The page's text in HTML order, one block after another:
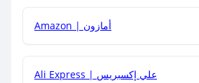
Amazon | أمازون
Ali Express | علي إكسبريس